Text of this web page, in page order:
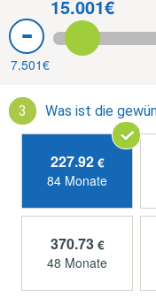
7.501€
15.001€
3 Was ist die
227.92€
84 Monate
370.73€
48 Monate